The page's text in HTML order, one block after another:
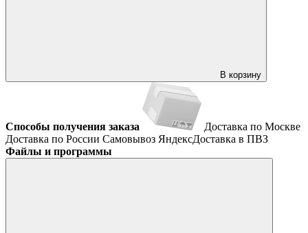
В корзину
Способы получения заказа
Доставка по Москве
Доставка по России Самовывоз ЯндексДоставка в ПВЗ
Файлы и программы